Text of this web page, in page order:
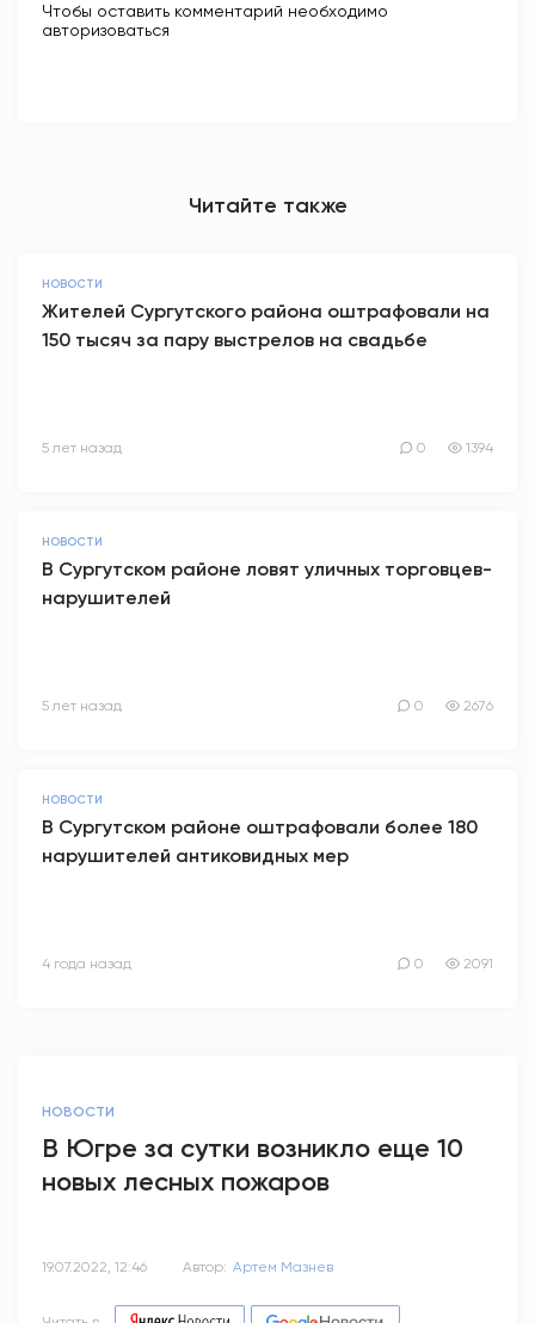
Чтобы оставить комментарий необходимо
авторизоваться
Читайте также
НОВОСТИ
Жителей Сургутского района оштрафовали на
150 тысяч за пару выстрелов на свадьбе
5 лет назад 0 1394
НОВОСТИ
В Сургутском районе ловят уличных торговцев-
нарушителей
5 лет назад 0 2676
НОВОСТИ
В Сургутском районе оштрафовали более 180
нарушителей антиковидных мер
4 года назад 0 2091
НОВОСТИ
В Югре за сутки возникло еще 10
новых лесных пожаров
19.07.2022, 12:46 Автор: Артем Мазнев